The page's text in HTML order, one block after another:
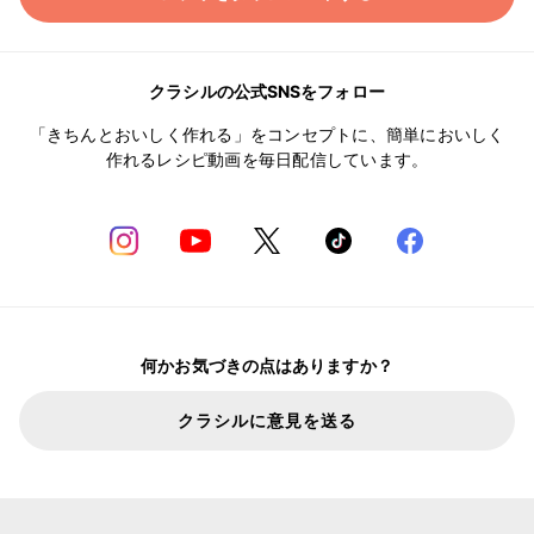
クラシルの公式SNSをフォロー
「きちんとおいしく作れる」をコンセプトに、簡単においしく
作れるレシピ動画を毎日配信しています。
何かお気づきの点はありますか？
クラシルに意見を送る